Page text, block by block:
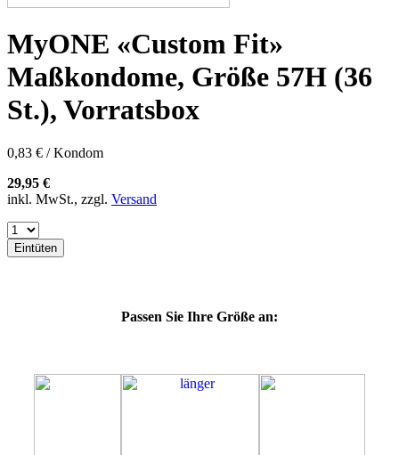
57G
57K
60E
60F
60G
60H
60K
60L
64E
64F
64L
64M
MyONE «Custom Fit»
Maßkondome, Größe 57H (36
St.), Vorratsbox
0,83 € / Kondom
29,95 €
inkl. MwSt., zzgl. Versand
Eintüten
Passen Sie Ihre Größe an: